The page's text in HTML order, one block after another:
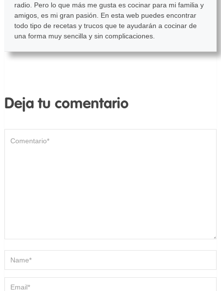
radio. Pero lo que más me gusta es cocinar para mi familia y
amigos, es mi gran pasión. En esta web puedes encontrar
todo tipo de recetas y trucos que te ayudarán a cocinar de
una forma muy sencilla y sin complicaciones.
Deja tu comentario